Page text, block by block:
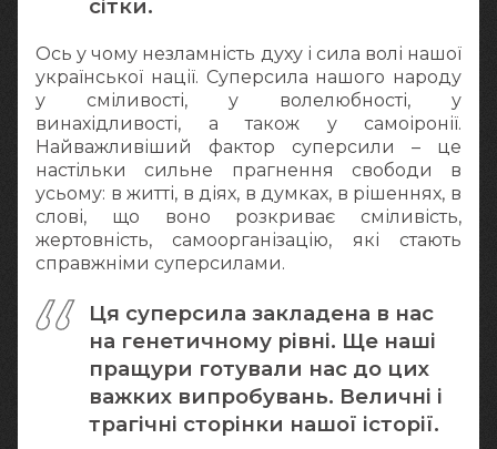
сітки.
Ось у чому незламність духу і сила волі нашої
української нації. Суперсила нашого народу
у сміливості, у волелюбності, у
винахідливості, а також у самоіронії.
Найважливіший фактор суперсили – це
настільки сильне прагнення свободи в
усьому: в житті, в діях, в думках, в рішеннях, в
слові, що воно розкриває сміливість,
жертовність, самоорганізацію, які стають
справжніми суперсилами.
Ця суперсила закладена в нас
на генетичному рівні. Ще наші
пращури готували нас до цих
важких випробувань. Величні і
трагічні сторінки нашої історії.